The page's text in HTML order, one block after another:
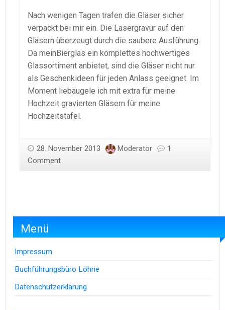
Nach wenigen Tagen trafen die Gläser sicher
verpackt bei mir ein. Die Lasergravur auf den
Gläsern überzeugt durch die saubere Ausführung.
Da meinBierglas ein komplettes hochwertiges
Glassortiment anbietet, sind die Gläser nicht nur
als Geschenkideen für jeden Anlass geeignet. Im
Moment liebäugele ich mit extra für meine
Hochzeit gravierten Gläsern für meine
Hochzeitstafel.
28. November 2013 Moderator
1
Comment
Menü
Impressum
Buchführungsbüro Löhne
Datenschutzerklärung